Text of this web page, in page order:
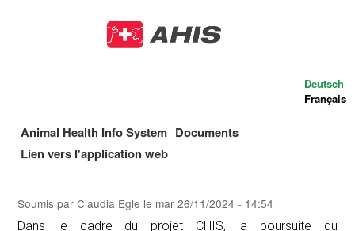
au
Deutsch
Français
Main
navigation
Animal Health Info System Documents
Lien vers l'application web
Soumis parClaudia Egle le mar 26/11/2024 - 14:54
Dans le cadre du projet CHIS, la poursuite du